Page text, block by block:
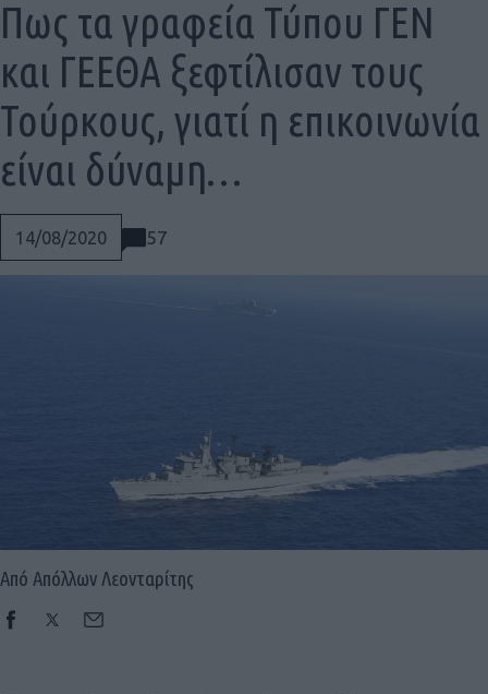
14/08/2020 57
Πως τα γραφεία Τύπου ΓΕΝ
και ΓΕΕΘΑ ξεφτίλισαν τους
Τούρκους, γιατί η επικοινωνία
είναι δύναμη…
Από Απόλλων Λεονταρίτης